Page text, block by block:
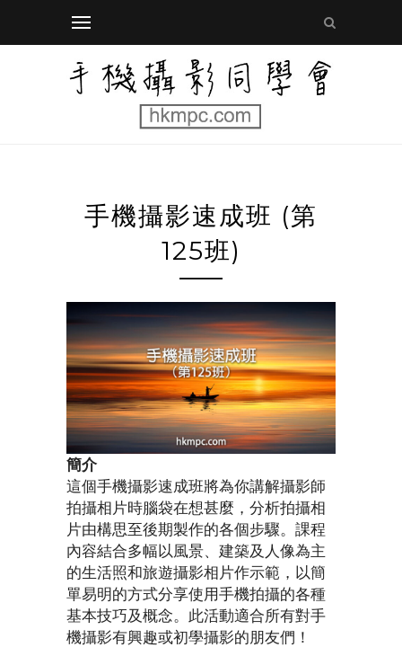
手機攝影速成班 (第
125班)
簡介
這個手機攝影速成班將為你講解攝影師
拍攝相片時腦袋在想甚麼，分析拍攝相
片由構思至後期製作的各個步驟。課程
內容結合多幅以風景、建築及人像為主
的生活照和旅遊攝影相片作示範，以簡
單易明的方式分享使用手機拍攝的各種
基本技巧及概念。此活動適合所有對手
機攝影有興趣或初學攝影的朋友們！